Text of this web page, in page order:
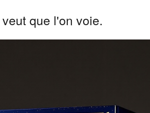
que l'on voie.